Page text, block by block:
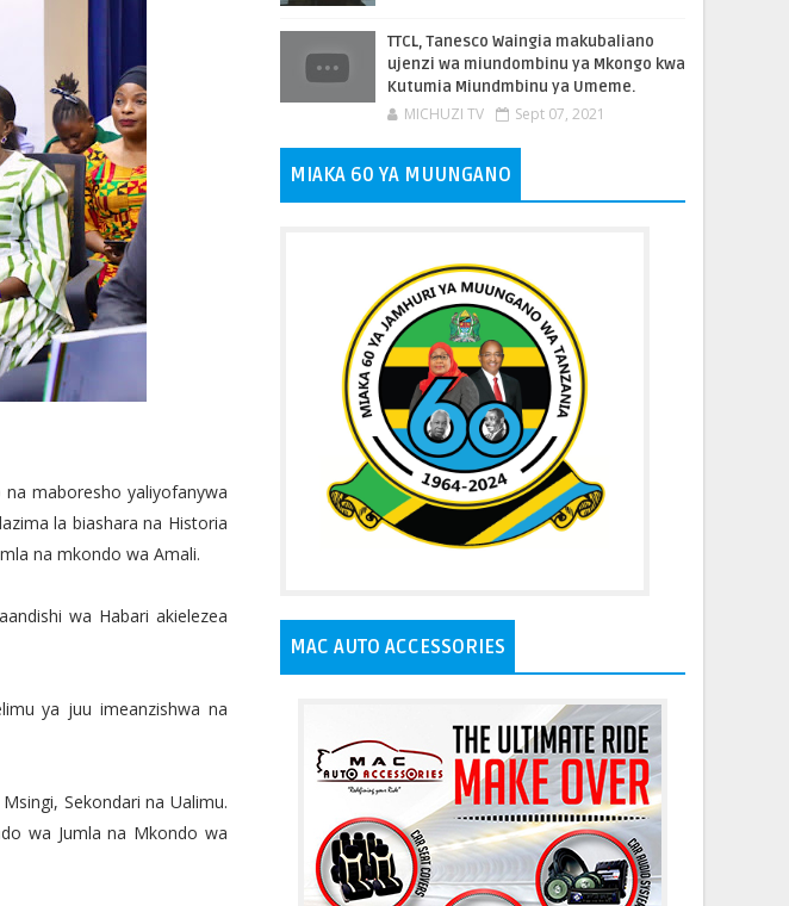
maboresho yaliyofanywa
la biashara na Historia
na mkondo wa Amali.
wa Habari akielezea
ya juu imeanzishwa na
Sekondari na Ualimu.
wa Jumla na Mkondo wa
TTCL, Tanesco Waingia makubaliano
ujenzi wa miundombinu ya Mkongo kwa
Kutumia Miundmbinu ya Umeme.
MICHUZI TV Sept 07, 2021
MIAKA 60 YA MUUNGANO
MAC AUTO ACCESSORIES